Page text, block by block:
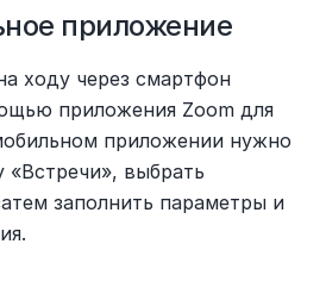
приложение
ходу через смартфон
приложения Zoom для
приложении нужно
«Встречи», выбрать
заполнить параметры и